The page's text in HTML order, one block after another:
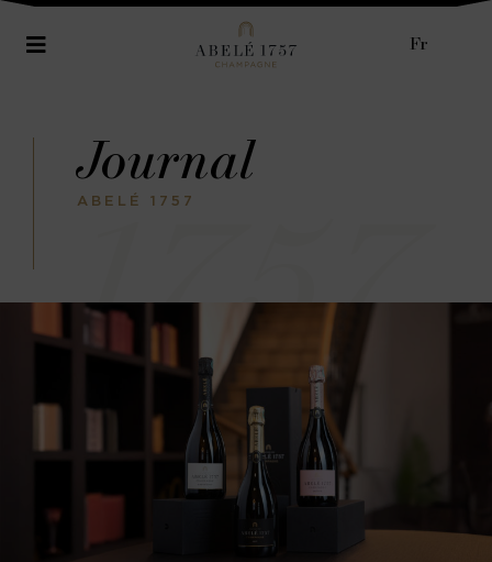
Fr
Journal
ABELÉ 1757
1757